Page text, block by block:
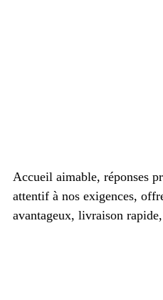
Accueil aimable, réponses
attentif à nos exigences,
avantageux, livraison